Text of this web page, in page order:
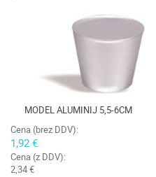
MODEL ALUMINIJ 5,5-6CM
Cena (brez DDV):
1,92 €
Cena (z DDV):
2,34 €